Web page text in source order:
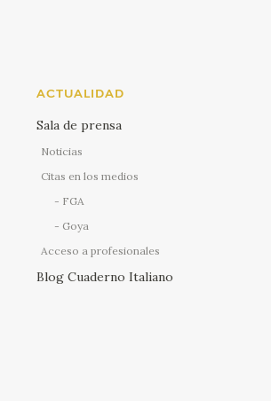
ACTUALIDAD
Sala de prensa
Noticias
Citas en los medios
FGA
Goya
Acceso a profesionales
Blog Cuaderno Italiano